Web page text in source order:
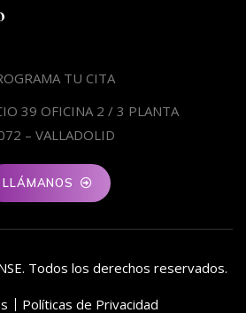
TU CITA
39 OFICINA 2 / 3 PLANTA
– VALLADOLID
LLÁMANOS
Todos los derechos reservados.
Políticas de Privacidad